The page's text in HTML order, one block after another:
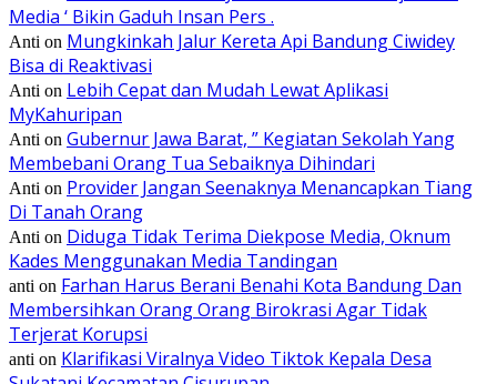
Media ‘ Bikin Gaduh Insan Pers .
Anti on Mungkinkah Jalur Kereta Api Bandung Ciwidey
Bisa di Reaktivasi
Anti on Lebih Cepat dan Mudah Lewat Aplikasi
MyKahuripan
Anti on Gubernur Jawa Barat, ” Kegiatan Sekolah Yang
Membebani Orang Tua Sebaiknya Dihindari
Anti on Provider Jangan Seenaknya Menancapkan Tiang
Di Tanah Orang
Anti on Diduga Tidak Terima Diekpose Media, Oknum
Kades Menggunakan Media Tandingan
anti on Farhan Harus Berani Benahi Kota Bandung Dan
Membersihkan Orang Orang Birokrasi Agar Tidak
Terjerat Korupsi
anti on Klarifikasi Viralnya Video Tiktok Kepala Desa